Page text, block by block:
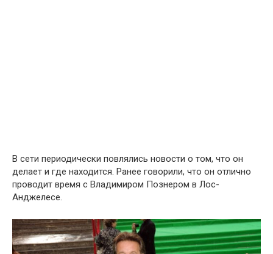
В сети периодически повлялись новости о том, что он
делает и где находится. Ранее говорили, что он отлично
проводит время с Владимиром Познером в Лос-
Анджелесе.